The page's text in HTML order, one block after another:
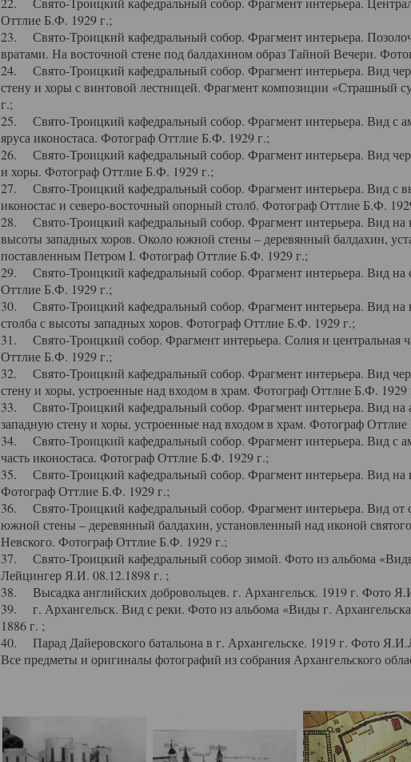
Оттлие Б.Ф. 1929 г.;
23. Свято-Троицкий кафедральный собор. Фрагмент интерьера.
вратами. На восточной стене под балдахином образ Тайной Вечери.
24. Свято-Троицкий кафедральный собор. Фрагмент интерьера. Вид
стену и хоры с винтовой лестницей. Фрагмент композиции «Страшный
г.;
25. Свято-Троицкий кафедральный собор. Фрагмент интерьера. Вид с
яруса иконостаса. Фотограф Оттлие Б.Ф. 1929 г.;
26. Свято-Троицкий кафедральный собор. Фрагмент интерьера. Вид
и хоры. Фотограф Оттлие Б.Ф. 1929 г.;
27. Свято-Троицкий кафедральный собор. Фрагмент интерьера. Вид с
иконостас и северо-восточный опорный столб. Фотограф Оттлие Б.Ф.
28. Свято-Троицкий кафедральный собор. Фрагмент интерьера. Вид на
высоты западных хоров. Около южной стены – деревянный балдахин,
поставленным Петром I. Фотограф Оттлие Б.Ф. 1929 г.;
29. Свято-Троицкий кафедральный собор. Фрагмент интерьера. Вид на
Оттлие Б.Ф. 1929 г.;
30. Свято-Троицкий кафедральный собор. Фрагмент интерьера. Вид
столба с высоты западных хоров. Фотограф Оттлие Б.Ф. 1929 г.;
31. Свято-Троицкий собор. Фрагмент интерьера. Солия и центральная
Оттлие Б.Ф. 1929 г.;
32. Свято-Троицкий кафедральный собор. Фрагмент интерьера. Вид
стену и хоры, устроенные над входом в храм. Фотограф Оттлие Б.Ф. 1929
33. Свято-Троицкий кафедральный собор. Фрагмент интерьера. Вид на
западную стену и хоры, устроенные над входом в храм. Фотограф
34. Свято-Троицкий кафедральный собор. Фрагмент интерьера. Вид с
часть иконостаса. Фотограф Оттлие Б.Ф. 1929 г.;
35. Свято-Троицкий кафедральный собор. Фрагмент интерьера. Вид на
Фотограф Оттлие Б.Ф. 1929 г.;
36. Свято-Троицкий кафедральный собор. Фрагмент интерьера. Вид от
южной стены – деревянный балдахин, установленный над иконой
Невского. Фотограф Оттлие Б.Ф. 1929 г.;
37. Свято-Троицкий кафедральный собор зимой. Фото из альбома
Лейцингер Я.И. 08.12.1898 г. ;
38. Высадка английских добровольцев. г. Архангельск. 1919 г. Фото
39. г. Архангельск. Вид с реки. Фото из альбома «Виды г.
1886 г. ;
40. Парад Дайеровского батальона в г. Архангельске. 1919 г. Фото
Все предметы и оригиналы фотографий из собрания Архангельского